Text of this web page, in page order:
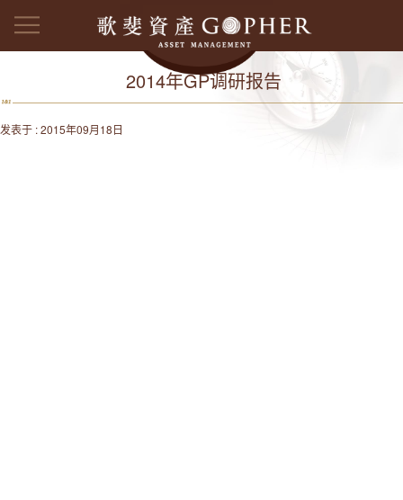
2014年GP调研报告
发表于 : 2015年09月18日